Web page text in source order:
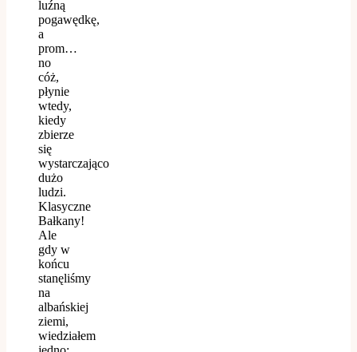
luźną
pogawędkę,
a
prom…
no
cóż,
płynie
wtedy,
kiedy
zbierze
się
wystarczająco
dużo
ludzi.
Klasyczne
Bałkany!
Ale
gdy w
końcu
stanęliśmy
na
albańskiej
ziemi,
wiedziałem